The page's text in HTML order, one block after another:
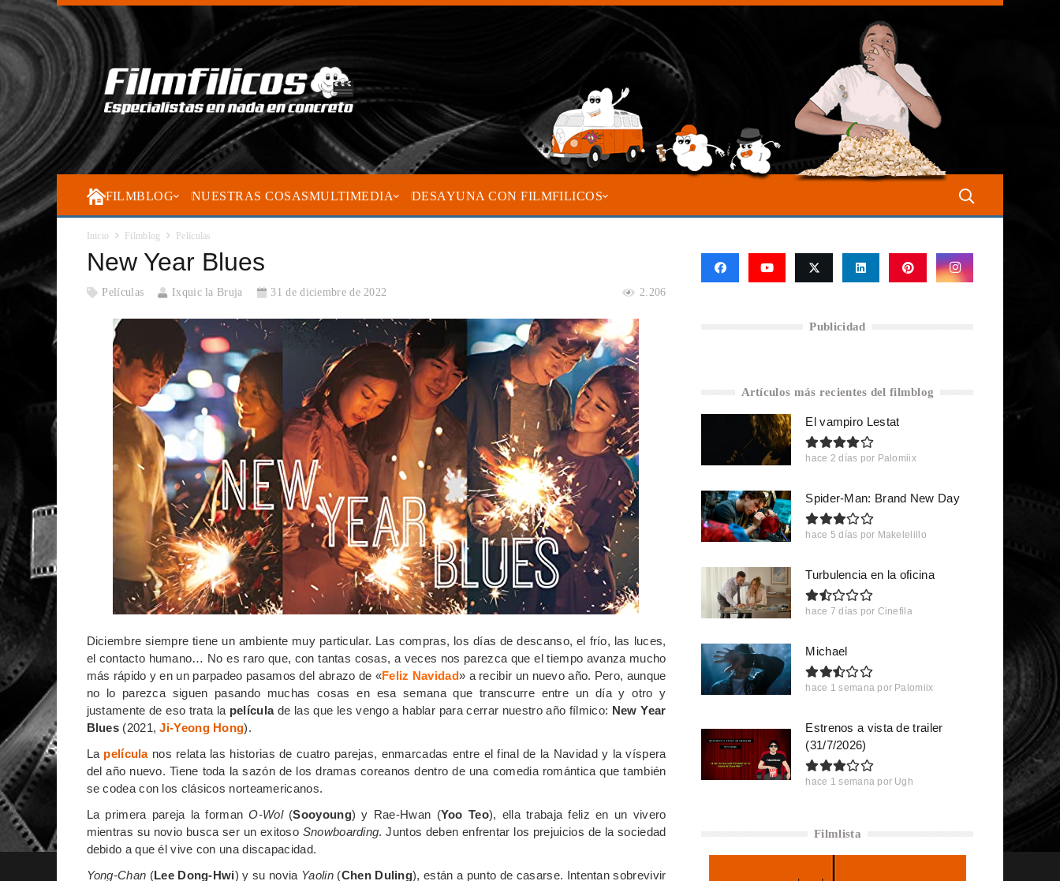
FILMBLOG NUESTRAS COSASMULTIMEDIA DESAYUNA CON FILMFILICOS
Inicio Filmblog Películas
New Year Blues
Películas Ixquic la Bruja 31 de diciembre de 2022 2.206
Diciembre siempre tiene un ambiente muy particular. Las compras, los días de descanso, el frío, las luces,
el contacto humano… No es raro que, con tantas cosas, a veces nos parezca que el tiempo avanza mucho
más rápido y en un parpadeo pasamos del abrazo de «Feliz Navidad» a recibir un nuevo año. Pero, aunque
no lo parezca siguen pasando muchas cosas en esa semana que transcurre entre un día y otro y
justamente de eso trata la películade las que les vengo a hablar para cerrar nuestro año fílmico: New Year
Blues (2021,Ji-Yeong Hong).
La películanos relata las historias de cuatro parejas, enmarcadas entre el final de la Navidad y la víspera
del año nuevo. Tiene toda la sazón de los dramas coreanos dentro de una comedia romántica que también
se codea con los clásicos norteamericanos.
La primera pareja la formanO-Wol(Sooyoung) y Rae-Hwan (Yoo Teo), ella trabaja feliz en un vivero
mientras su novio busca ser un exitoso Snowboarding. Juntos deben enfrentar los prejuicios de la sociedad
debido a que él vive con una discapacidad.
Yong-Chan (Lee Dong-Hwi) y su novia Yaolin(Chen Duling), están a punto de casarse. Intentan sobrevivir
Publicidad
Artículos más recientes del filmblog
El vampiro Lestat
hace 2 días por Palomiix
Spider-Man: Brand New Day
hace 5 días por Makelelillo
Turbulencia en la oficina
hace 7 días por Cinefila
Michael
hace 1 semana por Palomiix
Estrenos a vista de trailer
(31/7/2026)
hace 1 semana por Ugh
Filmlista